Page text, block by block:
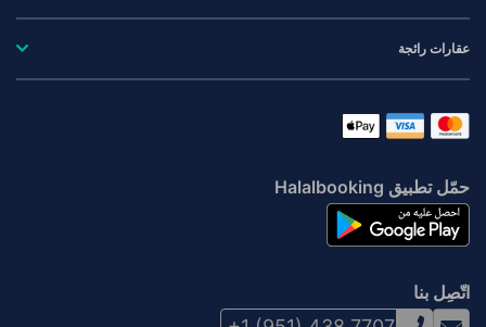
عقارات رائجة
حمّل تطبيق Halalbooking
اتّصِل بنا